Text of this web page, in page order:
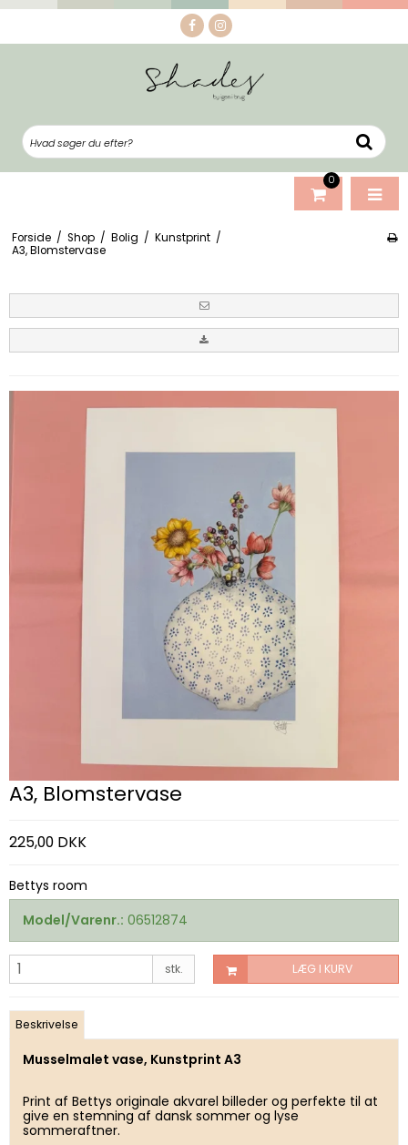
0
Forside / Shop / Bolig / Kunstprint /
A3, Blomstervase
A3, Blomstervase
225,00 DKK
Bettys room
Model/Varenr.: 06512874
stk. LÆG I KURV
Beskrivelse
Musselmalet vase, Kunstprint A3
Print af Bettys originale akvarel billeder og perfekte til at
give en stemning af dansk sommer og lyse
sommeraftner.